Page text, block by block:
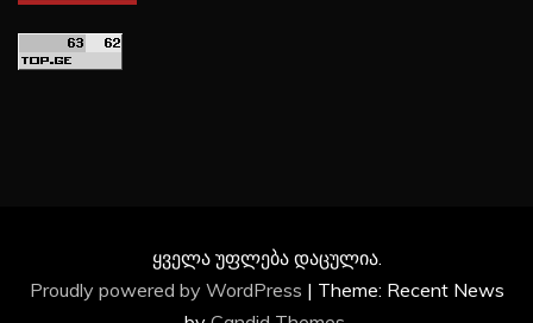
ყველა უფლება დაცულია.
Proudly powered by WordPress | Theme: Recent News